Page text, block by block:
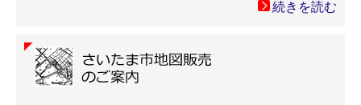
続きを読む